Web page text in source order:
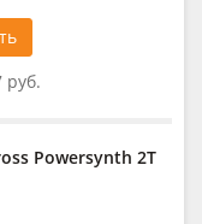
руб.
Powersynth 2T